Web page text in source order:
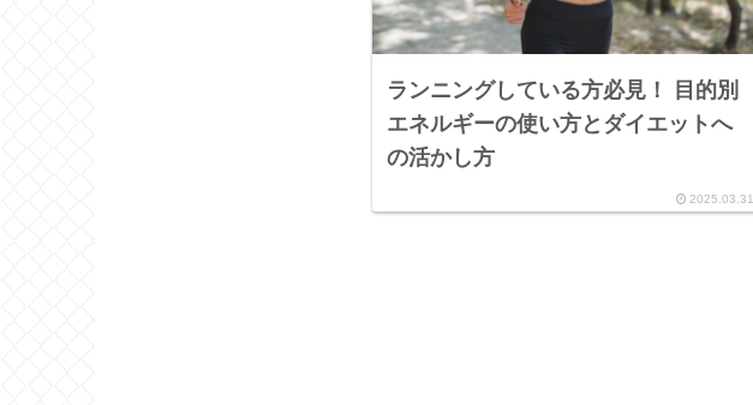
ランニングしている方必見！ 目的別
エネルギーの使い方とダイエットへ
の活かし方
2025.03.31